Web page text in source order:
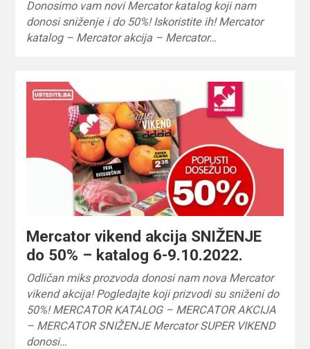
Donosimo vam novi Mercator katalog koji nam
donosi sniženje i do 50%! Iskoristite ih! Mercator
katalog – Mercator akcija – Mercator…
Mercator vikend akcija SNIŽENJE
do 50% – katalog 6-9.10.2022.
Odličan miks prozvoda donosi nam nova Mercator
vikend akcija! Pogledajte koji prizvodi su sniženi do
50%! MERCATOR KATALOG – MERCATOR AKCIJA
– MERCATOR SNIŽENJE Mercator SUPER VIKEND
donosi…